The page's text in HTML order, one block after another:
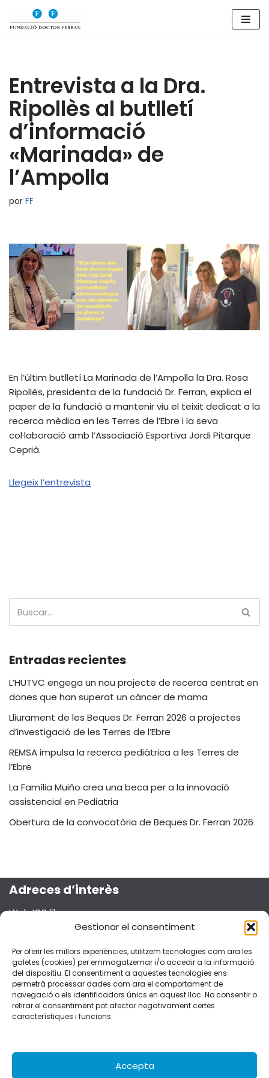
Gestionar el consentiment
Per oferir les millors experiències, utilitzem tecnologies com ara les
galetes (cookies) per emmagatzemar i/o accedir a la informació
del dispositiu. El consentiment a aquestes tecnologies ens
permetrà processar dades com ara el comportament de
navegació o els identificadors únics en aquest lloc. No consentir o
retirar el consentiment pot afectar negativament certes
característiques i funcions.
Accepta
Saltar
Entrevista a la Dra.
Ripollès al butlletí
d’informació
«Marinada» de
l’Ampolla
por FF
En l’últim butlletí La Marinada de l’Ampolla la Dra. Rosa
Ripollès, presidenta de la fundació Dr. Ferran, explica el
paper de la fundació a mantenir viu el teixit dedicat a la
recerca mèdica en les Terres de l’Ebre i la seva
col·laboració amb l’Associació Esportiva Jordi Pitarque
Ceprià.
Llegeix l’entrevista
Entradas recientes
L’HUTVC engega un nou projecte de recerca centrat en
dones que han superat un càncer de mama
Lliurament de les Beques Dr. Ferran 2026 a projectes
d’investigació de les Terres de l’Ebre
REMSA impulsa la recerca pediàtrica a les Terres de
l’Ebre
La Família Muiño crea una beca per a la innovació
assistencial en Pediatria
Obertura de la convocatòria de Beques Dr. Ferran 2026
Adreces d’interès
Web ICS Ebre
Projecte Emma
Segueix-nos a les xarxes socials!
Dades de contacte